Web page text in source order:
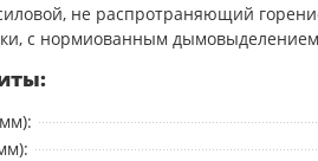
не распротраняющий
с нормиованным дымовыделением